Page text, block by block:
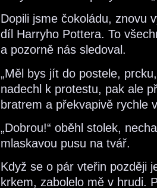
Dopili jsme čokoládu, znovu
díl Harryho Pottera. To
a pozorně nás sledoval.
„Měl bys jít do postele,
nadechl k protestu, pak ale
bratrem a překvapivě rychle
„Dobrou!“ oběhl stolek,
mlaskavou pusu na tvář.
Když se o pár vteřin později
krkem, zabolelo mě v hrudi.